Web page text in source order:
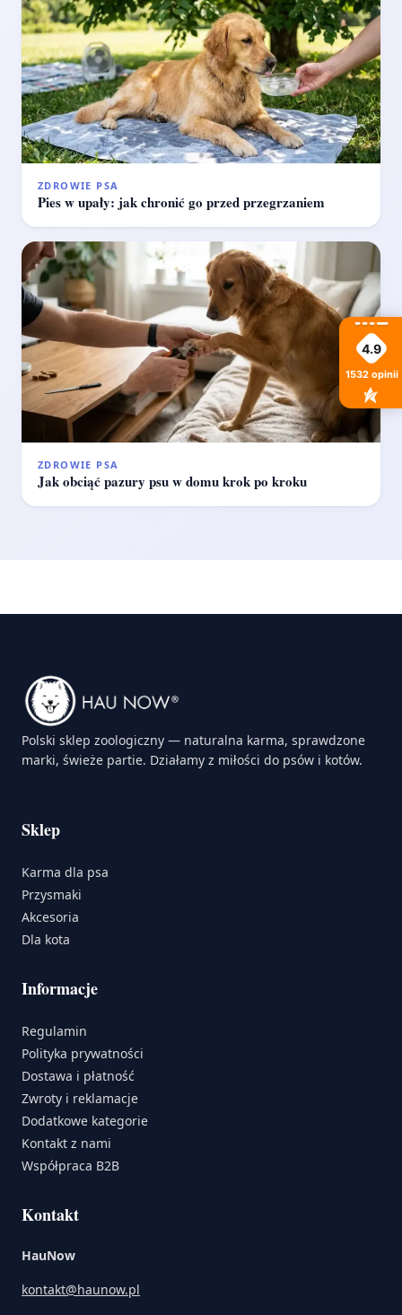
ZDROWIE PSA
Pies w upały: jak chronić go przed przegrzaniem
ZDROWIE PSA
Jak obciąć pazury psu w domu krok po kroku
Polski sklep zoologiczny — naturalna karma, sprawdzone
marki, świeże partie. Działamy z miłości do psów i kotów.
Sklep
Karma dla psa
Przysmaki
Akcesoria
Dla kota
Informacje
Regulamin
Polityka prywatności
Dostawa i płatność
Zwroty i reklamacje
Dodatkowe kategorie
Kontakt z nami
Współpraca B2B
Kontakt
HauNow
kontakt@haunow.pl
4.9
1532 opinii